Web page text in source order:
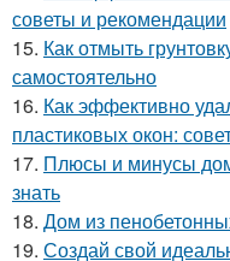
советы и рекомендации
15. Как отмыть
самостоятельно
16. Как эффективно
пластиковых окон:
17. Плюсы и минусы
знать
18. Дом из
19. Создай свой